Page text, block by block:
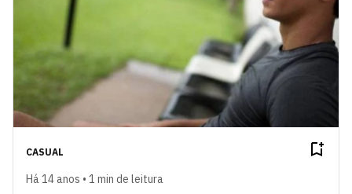
CASUAL
Há 14 anos • 1 min de leitura